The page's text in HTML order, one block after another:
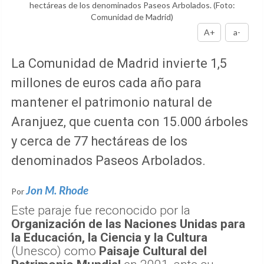
hectáreas de los denominados Paseos Arbolados.(Foto:
Comunidad de Madrid)
A+
a-
La Comunidad de Madrid invierte 1,5
millones de euros cada año para
mantener el patrimonio natural de
Aranjuez, que cuenta con 15.000 árboles
y cerca de 77 hectáreas de los
denominados Paseos Arbolados.
Por Jon M. Rhode
Este paraje fue reconocido por la
Organización de las Naciones Unidas para
la Educación, la Ciencia y la Cultura
(Unesco) como Paisaje Cultural del